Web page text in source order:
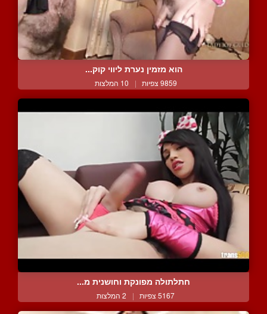
הוא מזמין נערת ליווי קוק...
9859 צפיות | 10 המלצות
חתלתולה מפונקת וחושנית מ...
5167 צפיות | 2 המלצות